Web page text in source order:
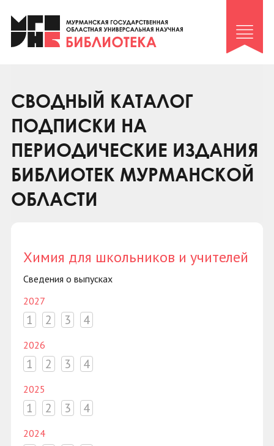
Клуб «Гиря и сельдерей»
Клуб «Семейный архив»
Коллегам
Контакты
СВОДНЫЙ КАТАЛОГ
ПОДПИСКИ НА
ПЕРИОДИЧЕСКИЕ ИЗДАНИЯ
БИБЛИОТЕК МУРМАНСКОЙ
ОБЛАСТИ
Химия для школьников и учителей
Сведения о выпусках
2027
1 2 3 4
2026
1 2 3 4
2025
1 2 3 4
2024